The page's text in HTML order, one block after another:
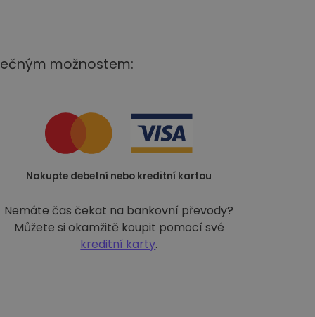
možnostem:
Nakupte debetní nebo kreditní kartou
Nemáte čas čekat na bankovní převody?
Můžete si okamžitě koupit pomocí své
kreditní karty.